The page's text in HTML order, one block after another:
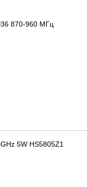
870-960 МГц